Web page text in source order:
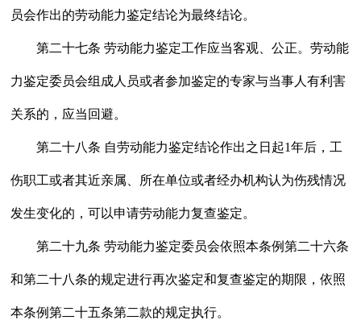
员会作出的劳动能力鉴定结论为最终结论。
第二十七条 劳动能力鉴定工作应当客观、公正。劳动能
力鉴定委员会组成人员或者参加鉴定的专家与当事人有利害
关系的，应当回避。
第二十八条 自劳动能力鉴定结论作出之日起1年后，工
伤职工或者其近亲属、所在单位或者经办机构认为伤残情况
发生变化的，可以申请劳动能力复查鉴定。
第二十九条 劳动能力鉴定委员会依照本条例第二十六条
和第二十八条的规定进行再次鉴定和复查鉴定的期限，依照
本条例第二十五条第二款的规定执行。